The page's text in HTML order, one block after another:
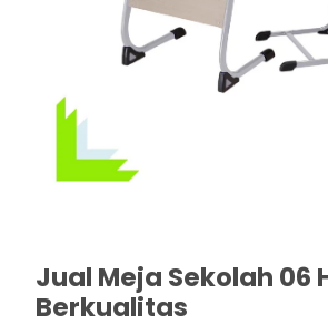
Jual Meja Sekolah 06
Berkualitas